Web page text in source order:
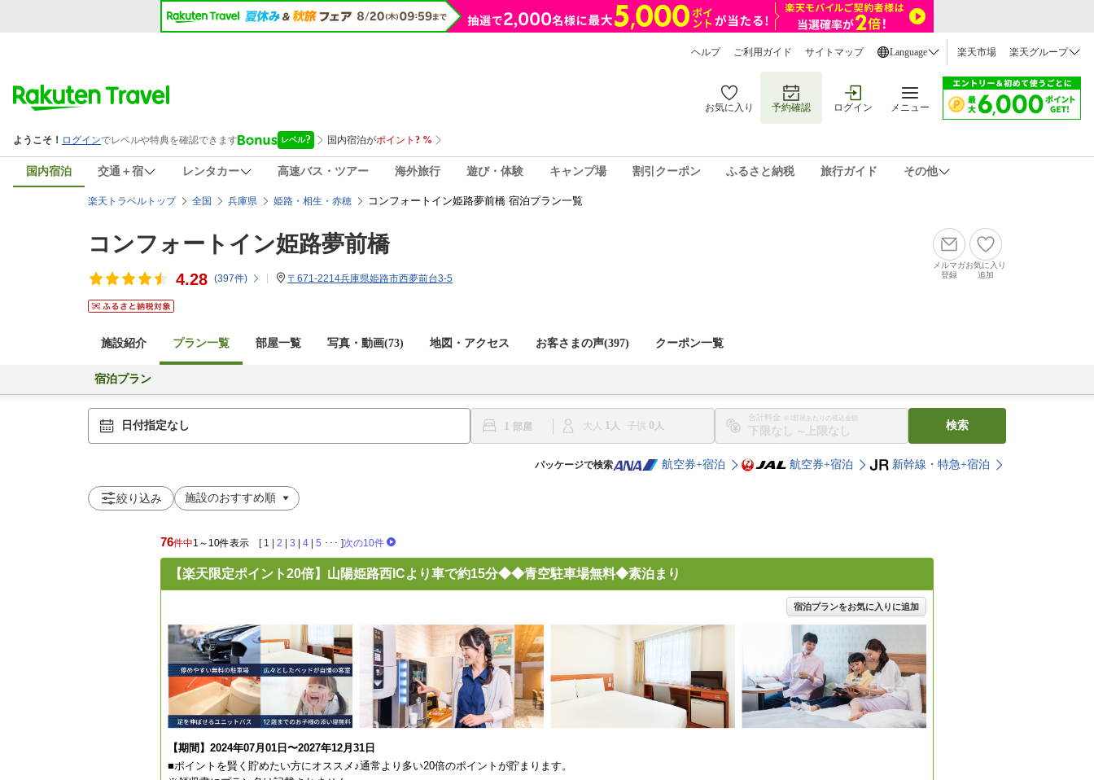
ヘルプ ご利用ガイド サイトマップ Language 楽天市場 楽天グループ
お気に入り 予約確認 ログイン メニュー
国内宿泊 交通＋宿 レンタカー 高速バス・ツアー 海外旅行 遊び・体験 キャンプ場 割引クーポン ふるさと納税 旅行ガイド その他
楽天トラベルトップ 全国 兵庫県 姫路・相生・赤穂 コンフォートイン姫路夢前橋 宿泊プラン一覧
コンフォートイン姫路夢前橋
4.28 (397件) 〒671-2214兵庫県姫路市西夢前台3-5
メルマガ
登録
お気に入り
追加
施設紹介 プラン一覧 部屋一覧 写真・動画(73) 地図・アクセス お客さまの声(397) クーポン一覧
宿泊プラン
日付指定なし 1 大人 1 子供 0
合計料金 ※1部屋あたりの税込金額
〜
検索
パッケージで検索 航空券+宿泊 航空券+宿泊 新幹線・特急+宿泊
絞り込み
76件中1～10件表示 [ 1 2 3 4 5 ･･･ ]次の10件
【楽天限定ポイント20倍】山陽姫路西ICより車で約15分◆◆青空駐車場無料◆素泊まり
宿泊プランをお気に入りに追加
【期間】2024年07月01日〜2027年12月31日
■ポイントを賢く貯めたい方にオススメ♪通常より多い20倍のポイントが貯まります。